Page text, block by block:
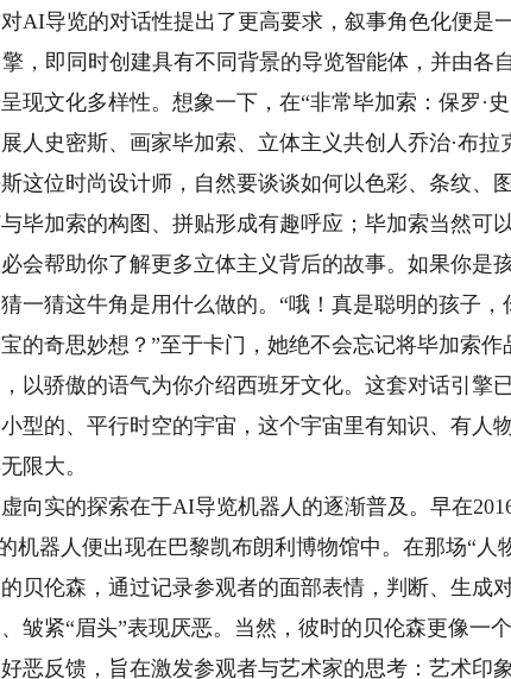
导览的对话性提出了更高要求，叙事角色化便是
，即同时创建具有不同背景的导览智能体，并由各
现文化多样性。想象一下，在“非常毕加索：保罗·
人史密斯、画家毕加索、立体主义共创人乔治·布
这位时尚设计师，自然要谈谈如何以色彩、条纹、
毕加索的构图、拼贴形成有趣呼应；毕加索当然可
会帮助你了解更多立体主义背后的故事。如果你是
一猜这牛角是用什么做的。“哦！真是聪明的孩子
的奇思妙想？”至于卡门，她绝不会忘记将毕加索
以骄傲的语气为你介绍西班牙文化。这套对话引擎
型的、平行时空的宇宙，这个宇宙里有知识、有人
限大。
实的探索在于AI导览机器人的逐渐普及。早在
的机器人便出现在巴黎凯布朗利博物馆中。在那场“
贝伦森，通过记录参观者的面部表情，判断、生成
皱紧“眉头”表现厌恶。当然，彼时的贝伦森更像一
恶反馈，旨在激发参观者与艺术家的思考：艺术印